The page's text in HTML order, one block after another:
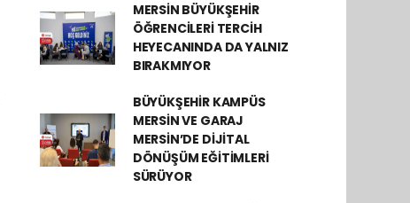
MERSİN BÜYÜKŞEHİR
ÖĞRENCİLERİ TERCİH
HEYECANINDA DA YALNIZ
BIRAKMIYOR
BÜYÜKŞEHİR KAMPÜS
MERSİN VE GARAJ
MERSİN’DE DİJİTAL
DÖNÜŞÜM EĞİTİMLERİ
SÜRÜYOR